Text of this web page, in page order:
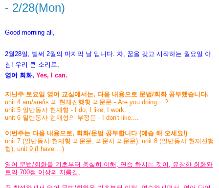
- 2/28(Mon)
Good morning all,
2월28일, 벌써 2월의 마지막 날 입니다. 자, 꿈을 갖고 시작하는 월요일 아
침! 우리 큰 소리로,
영어 회화, Yes, I can.
지난주 토요일 영어 교실에서는, 다음 내용으로 문법/회화 공부했습니다.
unit 4 am/are/is 의 현재진행형 의문문 - Are you doing....?
unit 5 일반동사 현재형 - I do, I like, I work.
unit 6 일반동사 현재형의 부정문 - I don't like....
이번주는 다음 내용으로, 회화/문법 공부합니다 (예습 해 오세요!)
unit 7 (일반동사 현재형 의문문, 의문사 의문문), unit 8 (일반동사 현재진행
형), unit 9 (I have....)
영어 문법/회화를 기초부터 충실히 이해, 연습 하시는 것이, 유창한 회화와
토익 700점 이상의 지름길,